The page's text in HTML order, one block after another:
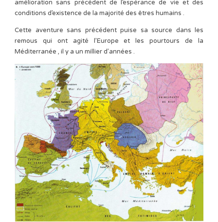
amélioration sans précédent de l’espérance de vie et des
conditions d’existence de la majorité des êtres humains .
Cette aventure sans précédent puise sa source dans les
remous qui ont agité l’Europe et les pourtours de la
Méditerranée , il y a un millier d’années .